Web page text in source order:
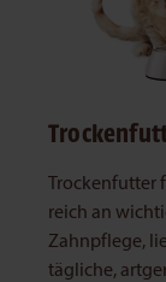
Trockenfutter
reich an
Zahnpflege,
tägliche,